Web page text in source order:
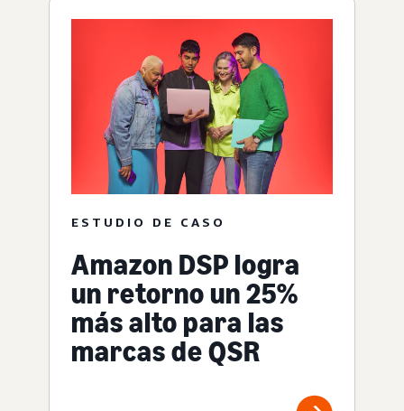
ESTUDIO DE CASO
Amazon DSP logra
un retorno un 25%
más alto para las
marcas de QSR